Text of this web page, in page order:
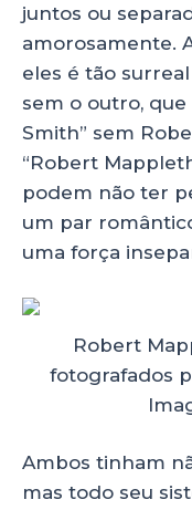
juntos ou
amorosamente.
eles é tão
sem o outro,
Smith” sem
“Robert
podem não ter
um par
uma força
Robert
fotografados
Ambos tinham
mas todo seu